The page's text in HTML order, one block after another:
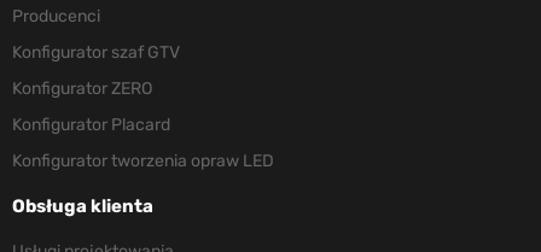
Producenci
Konfigurator szaf GTV
Konfigurator ZERO
Konfigurator Placard
Konfigurator tworzenia opraw LED
Obsługa klienta